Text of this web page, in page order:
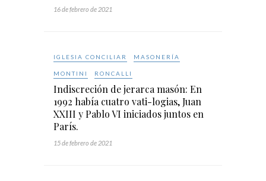
16 de febrero de 2021
IGLESIA CONCILIAR MASONERÍA
MONTINI RONCALLI
Indiscreción de jerarca masón: En
1992 había cuatro vati-logias, Juan
XXIII y Pablo VI iniciados juntos en
París.
15 de febrero de 2021